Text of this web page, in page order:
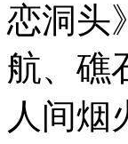
恋洞头
航、礁
人间烟